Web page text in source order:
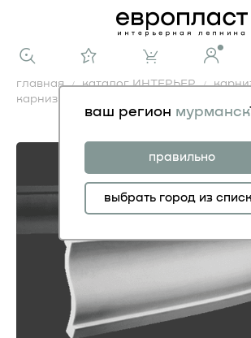
ваш регион мурманск
правильно
выбрать город из
главная каталог ИНТЕРЬЕР
карниз 1.50.131 гибкий
карниз 1.50.131